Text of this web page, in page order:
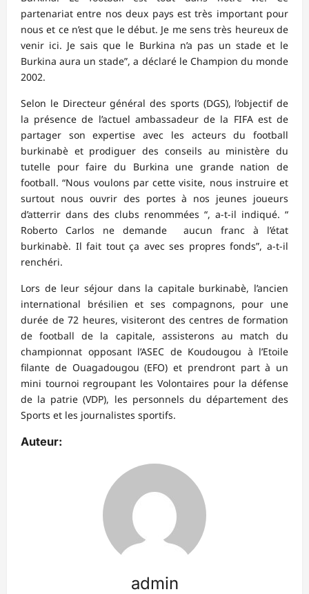
partenariat entre nos deux pays est très important pour
nous et ce n’est que le début. Je me sens très heureux de
venir ici. Je sais que le Burkina n’a pas un stade et le
Burkina aura un stade”, a déclaré le Champion du monde
2002.
Selon le Directeur général des sports (DGS), l’objectif de
la présence de l’actuel ambassadeur de la FIFA est de
partager son expertise avec les acteurs du football
burkinabè et prodiguer des conseils au ministère du
tutelle pour faire du Burkina une grande nation de
football. “Nous voulons par cette visite, nous instruire et
surtout nous ouvrir des portes à nos jeunes joueurs
d’atterrir dans des clubs renommées “, a-t-il indiqué. “
Roberto Carlos ne demande aucun franc à l’état
burkinabè. Il fait tout ça avec ses propres fonds”, a-t-il
renchéri.
Lors de leur séjour dans la capitale burkinabè, l’ancien
international brésilien et ses compagnons, pour une
durée de 72 heures, visiteront des centres de formation
de football de la capitale, assisterons au match du
championnat opposant l’ASEC de Koudougou à l’Etoile
filante de Ouagadougou (EFO) et prendront part à un
mini tournoi regroupant les Volontaires pour la défense
de la patrie (VDP), les personnels du département des
Sports et les journalistes sportifs.
Auteur:
admin